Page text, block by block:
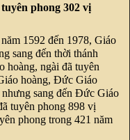
phong 302 vị
1592 đến 1978, Giáo
sang đến thời thánh
hoàng, ngài đã tuyên
hoàng, Đức Giáo
sang đến Đức Giáo
tuyên phong 898 vị
phong trong 421 năm